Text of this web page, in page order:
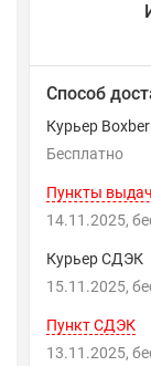
Способ
Курьер
Бесплатно
Пункты
14.11.2025
Курьер СДЭК
15.11.2025
Пункт СДЭК
13.11.2025